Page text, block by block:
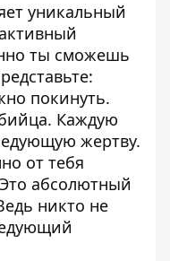
уникальный
ты сможешь
покинуть.
Каждую
жертву.
от тебя
абсолютный
никто не